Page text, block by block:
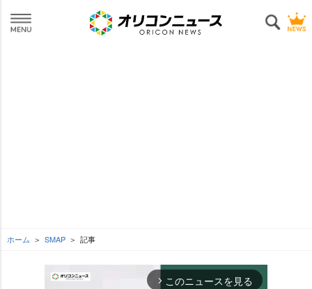
ホーム SMAP 記事
arrow_forward_ios このニュースを見る